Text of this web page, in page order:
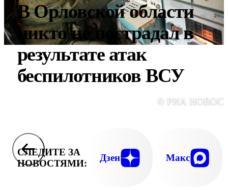
В Орловской области
никто не пострадал в
результате атак
беспилотников ВСУ
© РИА
СЛЕДИТЕ ЗА
НОВОСТЯМИ:
Дзен Макс